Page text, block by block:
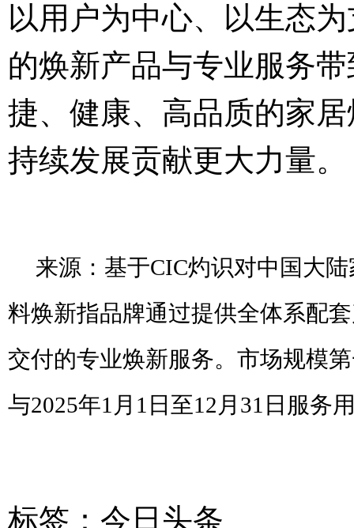
以用户为中心、以生态
的焕新产品与专业服务
捷、健康、高品质的家
持续发展贡献更大力量。
来源：基于CIC灼识对中国大
料焕新指品牌通过提供全体系配
交付的专业焕新服务。市场规模
与2025年1月1日至12月31日服务
标签： 今日头条